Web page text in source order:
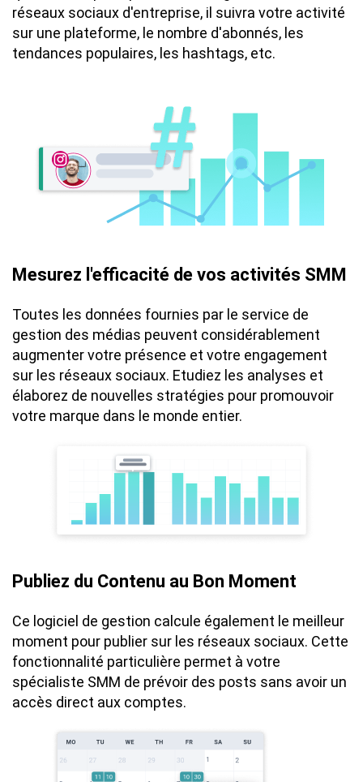
réseaux sociaux d'entreprise, il suivra votre activité
sur une plateforme, le nombre d'abonnés, les
tendances populaires, les hashtags, etc.
Mesurez l'efficacité de vos activités SMM
Toutes les données fournies par le service de
gestion des médias peuvent considérablement
augmenter votre présence et votre engagement
sur les réseaux sociaux. Etudiez les analyses et
élaborez de nouvelles stratégies pour promouvoir
votre marque dans le monde entier.
Publiez du Contenu au Bon Moment
Ce logiciel de gestion calcule également le meilleur
moment pour publier sur les réseaux sociaux. Cette
fonctionnalité particulière permet à votre
spécialiste SMM de prévoir des posts sans avoir un
accès direct aux comptes.